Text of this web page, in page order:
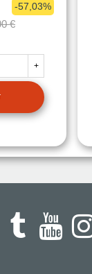
€
-57,03%
+